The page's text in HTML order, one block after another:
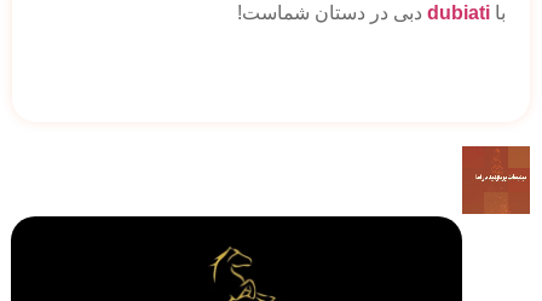
با dubiati دبی در دستان شماست!